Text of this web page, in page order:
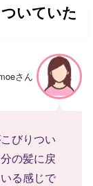
いていた
さん
びりつい
の髪に戻
る感じで